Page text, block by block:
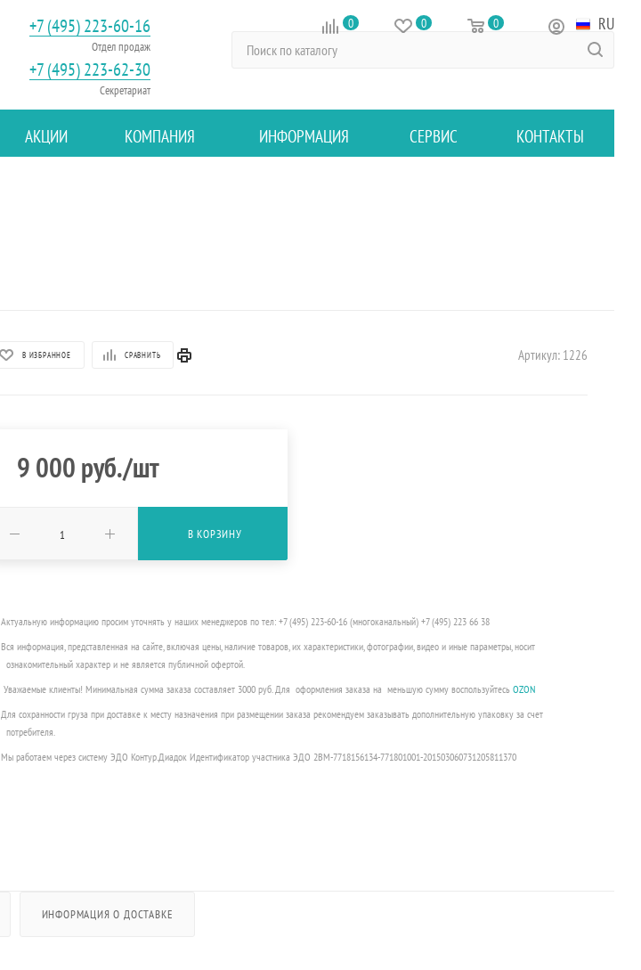
+7 (495) 223-60-16
Отдел продаж
+7 (495) 223-62-30
Секретариат
0 0 0 RU
АКЦИИ КОМПАНИЯ ИНФОРМАЦИЯ СЕРВИС КОНТАКТЫ
В ИЗБРАННОЕ СРАВНИТЬ Артикул: 1226
9 000руб./шт
В КОРЗИНУ
Актуальную информацию просим уточнять у наших менеджеров по тел: +7 (495) 223-60-16 (многоканальный) +7 (495) 223 66 38
Вся информация, представленная на сайте, включая цены, наличие товаров, их характеристики, фотографии, видео и иные параметры, носит
ознакомительный характер и не является публичной офертой.
Уважаемые клиенты! Минимальная сумма заказа составляет 3000 руб. Для оформления заказа на меньшую сумму воспользуйтесьOZON
Для сохранности груза при доставке к месту назначения при размещении заказа рекомендуем заказывать дополнительную упаковку за счет
потребителя.
Мы работаем через систему ЭДО Контур.Диадок Идентификатор участника ЭДО 2BM-7718156134-771801001-201503060731205811370
ИНФОРМАЦИЯ О ДОСТАВКЕ